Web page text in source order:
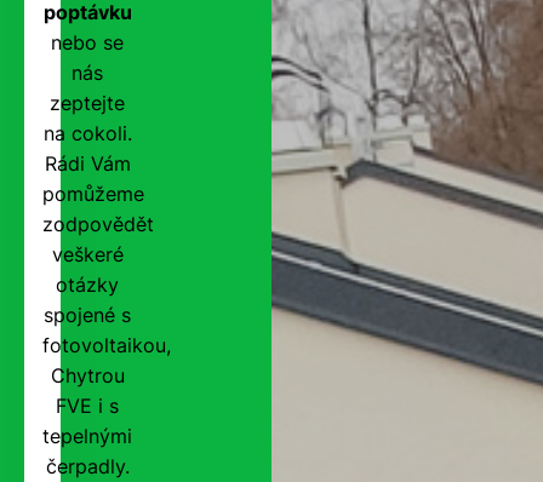
poptávku
nebo se
nás
zeptejte
na cokoli.
Rádi Vám
pomůžeme
zodpovědět
veškeré
otázky
spojené s
fotovoltaikou,
Chytrou
FVE i s
tepelnými
čerpadly.